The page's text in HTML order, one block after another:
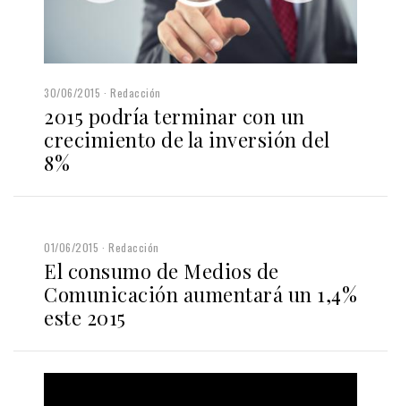
30/06/2015 Redacción
2015 podría terminar con un
crecimiento de la inversión del
8%
01/06/2015 Redacción
El consumo de Medios de
Comunicación aumentará un 1,4%
este 2015